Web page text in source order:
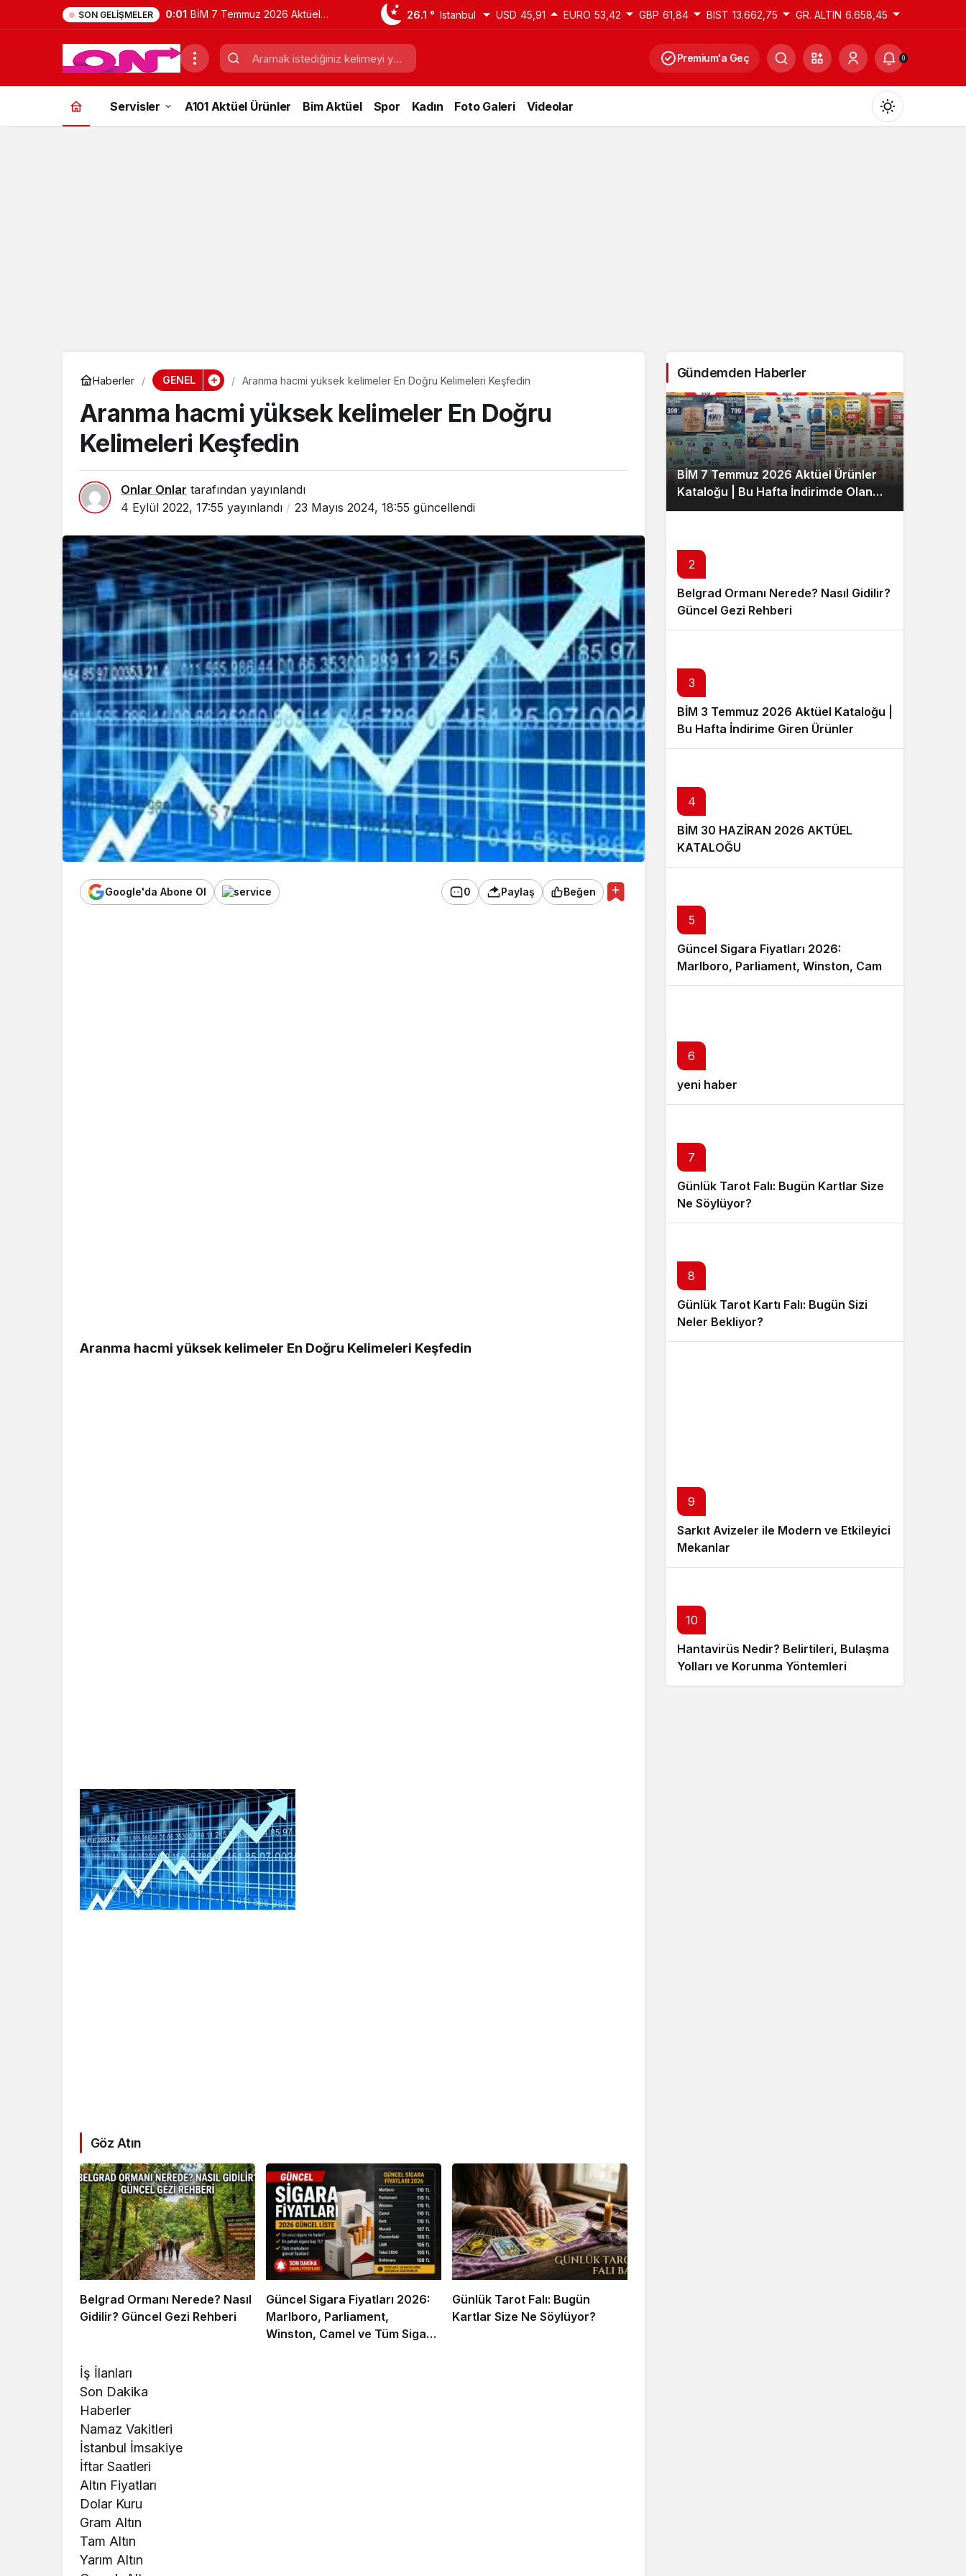
SON GELIŞMELER 11:41 Belgrad Ormanı Nerede? Nasıl
Gidilir? Güncel Gezi Rehberi
26.1 ° Istanbul USD 45,91 EURO 53,42 GBP 61,84 BIST 13.662,75 GR. ALTIN 6.658,45
Premium'a Geç 0
Servisler A101 Aktüel Ürünler Bim Aktüel Spor Kadın Foto Galeri Videolar
Haberler GENEL Aranma hacmi yüksek kelimeler En Doğru Kelimeleri Keşfedin
Aranma hacmi yüksek kelimeler En Doğru
Kelimeleri Keşfedin
Onlar Onlar tarafından yayınlandı
4 Eylül 2022, 17:55 yayınlandı 23 Mayıs 2024, 18:55 güncellendi
Google'da Abone Ol 0 Paylaş Beğen
Aranma hacmi yüksek kelimeler En Doğru Kelimeleri Keşfedin
Göz Atın
Belgrad Ormanı Nerede? Nasıl
Gidilir? Güncel Gezi Rehberi
Güncel Sigara Fiyatları 2026:
Marlboro, Parliament,
Winston, Camel ve Tüm Sigara
Günlük Tarot Falı: Bugün
Kartlar Size Ne Söylüyor?
İş İlanları
Son Dakika
Haberler
Namaz Vakitleri
İstanbul İmsakiye
İftar Saatleri
Altın Fiyatları
Dolar Kuru
Gram Altın
Tam Altın
Yarım Altın
Gündemden Haberler
BİM 7 Temmuz 2026 Aktüel Ürünler
Kataloğu | Bu Hafta İndirimde Olan
Ürünler
2
Belgrad Ormanı Nerede? Nasıl Gidilir?
Güncel Gezi Rehberi
3
BİM 3 Temmuz 2026 Aktüel Kataloğu |
Bu Hafta İndirime Giren Ürünler
4
BİM 30 HAZİRAN 2026 AKTÜEL
KATALOĞU
5
Güncel Sigara Fiyatları 2026:
Marlboro, Parliament, Winston, Camel
ve Tüm Sigara Markalarının Zamlı
6
yeni haber
7
Günlük Tarot Falı: Bugün Kartlar Size
Ne Söylüyor?
8
Günlük Tarot Kartı Falı: Bugün Sizi
Neler Bekliyor?
9
Sarkıt Avizeler ile Modern ve Etkileyici
Mekanlar
10
Hantavirüs Nedir? Belirtileri, Bulaşma
Yolları ve Korunma Yöntemleri